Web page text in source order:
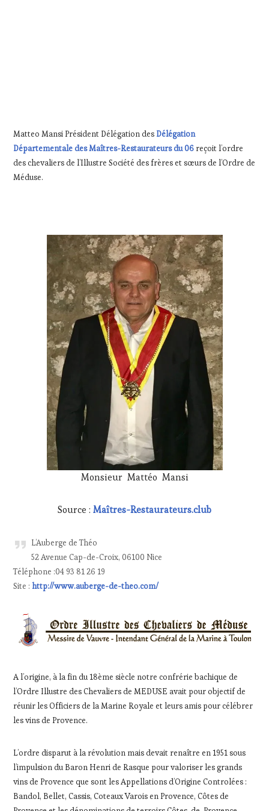
Matteo Mansi Président Délégation des Délégation
Départementale des Maîtres-Restaurateurs du 06reçoit l’ordre
des chevaliers de l’Illustre Société des frères et sœurs de l’Ordre de
Méduse.
Monsieur Mattéo Mansi
Source : Maîtres-Restaurateurs.club
L’Auberge de Théo
52 Avenue Cap-de-Croix, 06100 Nice
Téléphone :04 93 81 26 19
Site :http://www.auberge-de-theo.com/
A l’origine, à la fin du 18ème siècle notre confrérie bachique de
l’Ordre Illustre des Chevaliers de MEDUSE avait pour objectif de
réunir les Officiers de la Marine Royale et leurs amis pour célébrer
les vins de Provence.
L’ordre disparut à la révolution mais devait renaître en 1951 sous
l’impulsion du Baron Henri de Rasque pour valoriser les grands
vins de Provence que sont les Appellations d’Origine Controlées :
Bandol, Bellet, Cassis, Coteaux Varois en Provence, Côtes de